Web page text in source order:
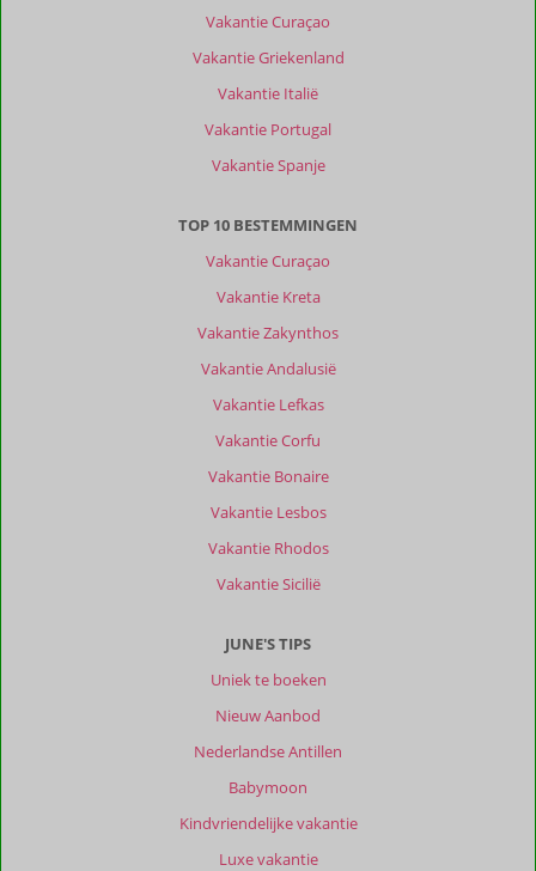
Vakantie Curaçao
Vakantie Griekenland
Vakantie Italië
Vakantie Portugal
Vakantie Spanje
TOP 10 BESTEMMINGEN
Vakantie Curaçao
Vakantie Kreta
Vakantie Zakynthos
Vakantie Andalusië
Vakantie Lefkas
Vakantie Corfu
Vakantie Bonaire
Vakantie Lesbos
Vakantie Rhodos
Vakantie Sicilië
JUNE'S TIPS
Uniek te boeken
Nieuw Aanbod
Nederlandse Antillen
Babymoon
Kindvriendelijke vakantie
Luxe vakantie